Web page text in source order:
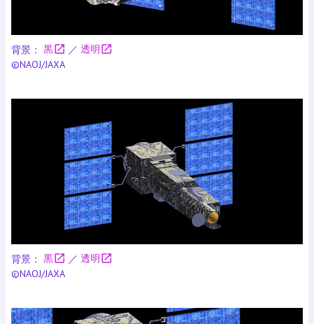
背景： 黒open_in_new ／ 透明open_in_new
©NAOJ/JAXA
背景： 黒open_in_new ／ 透明open_in_new
©NAOJ/JAXA